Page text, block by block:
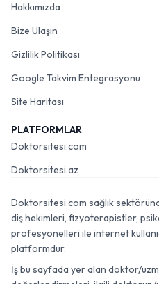
Hakkımızda
Bize Ulaşın
Gizlilik Politikası
Google Takvim Entegrasyonu
Site Haritası
PLATFORMLAR
Doktorsitesi.com
Doktorsitesi.az
Doktorsitesi.com sağlık
diş hekimleri, fizyoterapistler,
profesyonelleri ile internet
platformdur.
İş bu sayfada yer alan doktor/